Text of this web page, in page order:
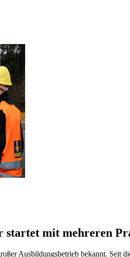
startet mit mehreren
Ausbildungsbetrieb bekannt. Seit